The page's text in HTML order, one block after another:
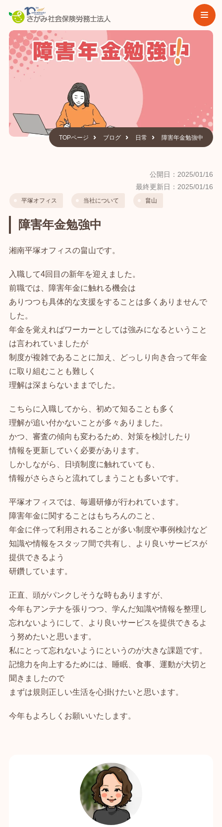
TOPページ ブログ 日常 障害年金勉強中
公開日：2025/01/16
最終更新日：2025/01/16
平塚オフィス 当社について 畠山
障害年金勉強中
湘南平塚オフィスの畠山です。
入職して4回目の新年を迎えました。
前職では、障害年金に触れる機会は
ありつつも具体的な支援をすることは多くありませんで
した。
年金を覚えればワーカーとしては強みになるということ
は言われていましたが
制度が複雑であることに加え、どっしり向き合って年金
に取り組むことも難しく
理解は深まらないままでした。
こちらに入職してから、初めて知ることも多く
理解が追い付かないことが多々ありました。
かつ、審査の傾向も変わるため、対策を検討したり
情報を更新していく必要があります。
しかしながら、日頃制度に触れていても、
情報がさらさらと流れてしまうことも多いです。
平塚オフィスでは、毎週研修が行われています。
障害年金に関することはもちろんのこと、
年金に伴って利用されることが多い制度や事例検討など
知識や情報をスタッフ間で共有し、より良いサービスが
提供できるよう
研鑽しています。
正直、頭がパンクしそうな時もありますが、
今年もアンテナを張りつつ、学んだ知識や情報を整理し
忘れないようにして、より良いサービスを提供できるよ
う努めたいと思います。
私にとって忘れないようにというのが大きな課題です。
記憶力を向上するためには、睡眠、食事、運動が大切と
聞きましたので
まずは規則正しい生活を心掛けたいと思います。
今年もよろしくお願いいたします。